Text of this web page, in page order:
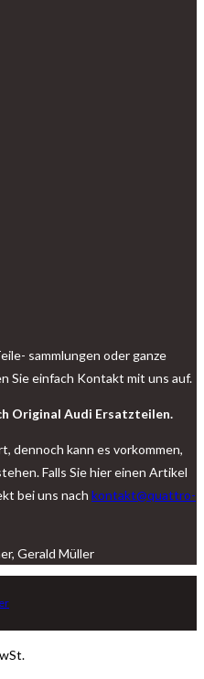
sammlungen oder ganze
Sie einfach Kontakt mit uns auf.
Original Audi Ersatzteilen.
dennoch kann es vorkommen,
Falls Sie hier einen Artikel
bei uns nach kontakt@quattro-